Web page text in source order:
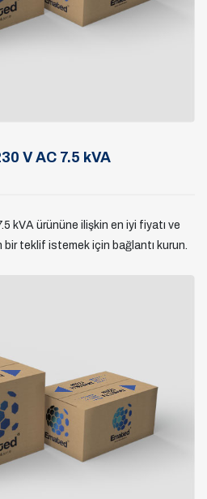
V AC 7.5 kVA
kVA ürününe ilişkin en iyi fiyatı ve
teklif istemek için bağlantı kurun.